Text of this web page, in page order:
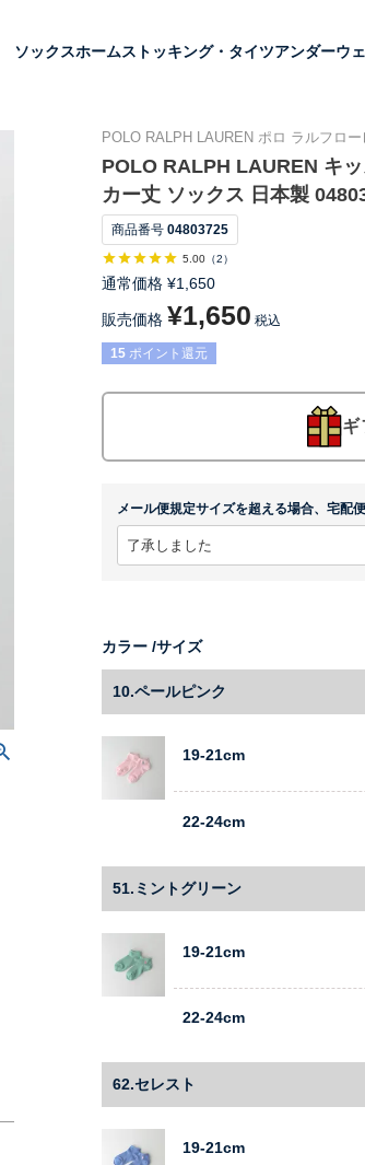
ソックスホームストッキング・タイツアンダーウ
POLO RALPH LAUREN ポロ ラルフロ
POLO RALPH LAUREN キ
カー丈 ソックス 日本製
商品番号 04803725
5.00 （2）
通常価格 ¥1,650
販売価格 ¥1,650 税込
15 ポイント還元
ギ
メール便規定サイズを超える場合、宅配
カラー サイズ
10.ペールピンク
19-21cm
22-24cm
51.ミントグリーン
19-21cm
22-24cm
62.セレスト
19-21cm